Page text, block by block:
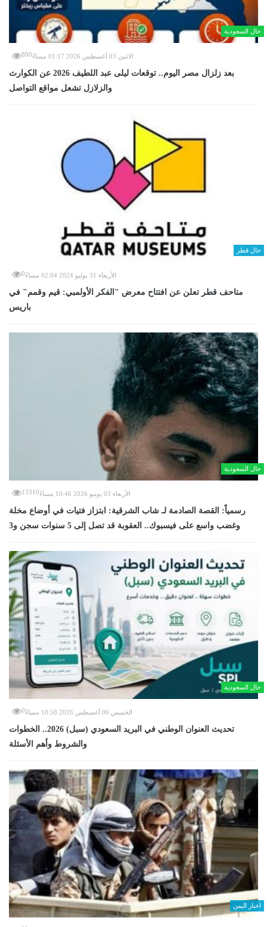
حال السعودية
الاثنين 03 أغسطس 2026 01:17 مساءً 880
بعد زلزال مصر اليوم.. توقعات ليلى عبد اللطيف 2026 عن الكوارث
والزلازل تشعل مواقع التواصل
حال قطر
الأربعاء 31 يوليو 2024 02:04 مساءً 0
متاحف قطر تعلن عن افتتاح معرض "الفكر الأولمبي: قيم وقمم" في
باريس
حال السعودية
الأربعاء 03 يونيو 2026 10:46 مساءً 13310
رسمياً: القصة الصادمة لـ شاب الشرقية: ابتزاز فتيات في أوضاع مخلة
وغضب واسع على فيسبوك.. العقوبة قد تصل إلى 5 سنوات سجن و3
حال السعودية
الخميس 06 أغسطس 2026 10:58 مساءً 0
تحديث العنوان الوطني في البريد السعودي (سبل) 2026.. الخطوات
والشروط وأهم الأسئلة
اخبار اليمن